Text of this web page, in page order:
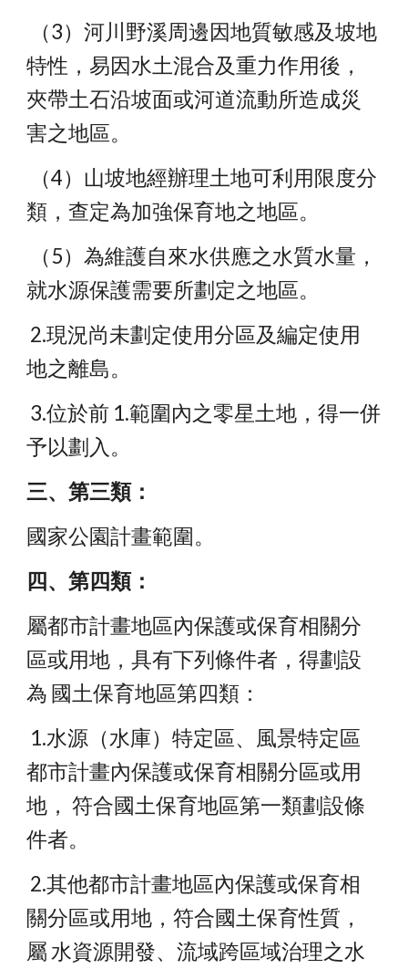
特性，易因水土混合及重力作用後，
夾帶土石沿坡面或河道流動所造成災
害之地區。
類，查定為加強保育地之地區。
就水源保護需要所劃定之地區。
地之離島。
予以劃入。
三、第三類：
國家公園計畫範圍。
四、第四類：
屬都市計畫地區內保護或保育相關分
區或用地，具有下列條件者，得劃設
為 國土保育地區第四類：
都市計畫內保護或保育相關分區或用
地， 符合國土保育地區第一類劃設條
件者。
關分區或用地，符合國土保育性質，
屬 水資源開發、流域跨區域治理之水